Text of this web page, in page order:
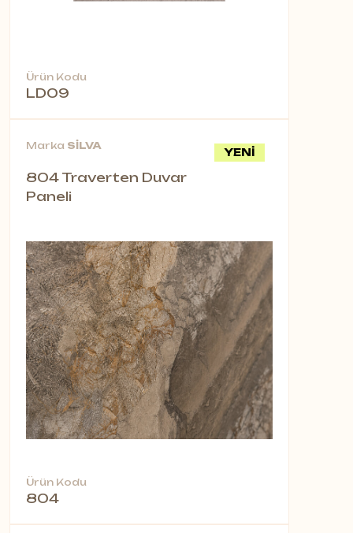
Ürün Kodu
LD09
YENİ
Marka SİLVA
804 Traverten Duvar
Paneli
Ürün Kodu
804